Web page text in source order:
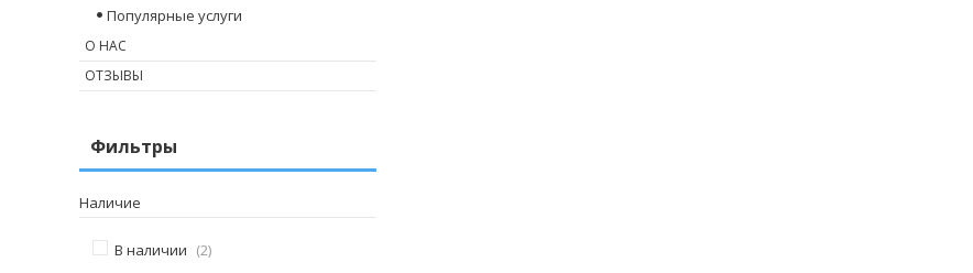
Популярные услуги
О НАС
ОТЗЫВЫ
Фильтры
Наличие
В наличии 2